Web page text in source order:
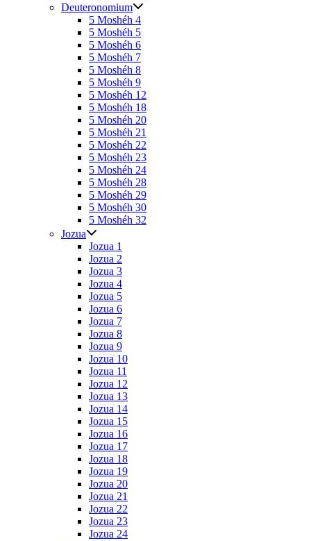
Deuteronomium
5 Moshéh 4
5 Moshéh 5
5 Moshéh 6
5 Moshéh 7
5 Moshéh 8
5 Moshéh 9
5 Moshéh 12
5 Moshéh 18
5 Moshéh 20
5 Moshéh 21
5 Moshéh 22
5 Moshéh 23
5 Moshéh 24
5 Moshéh 28
5 Moshéh 29
5 Moshéh 30
5 Moshéh 32
Jozua
Jozua 1
Jozua 2
Jozua 3
Jozua 4
Jozua 5
Jozua 6
Jozua 7
Jozua 8
Jozua 9
Jozua 10
Jozua 11
Jozua 12
Jozua 13
Jozua 14
Jozua 15
Jozua 16
Jozua 17
Jozua 18
Jozua 19
Jozua 20
Jozua 21
Jozua 22
Jozua 23
Jozua 24